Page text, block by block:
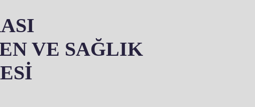
VE SAĞLIK